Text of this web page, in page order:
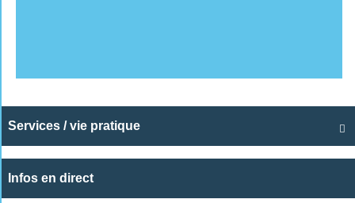

Services / vie pratique
Infos en direct